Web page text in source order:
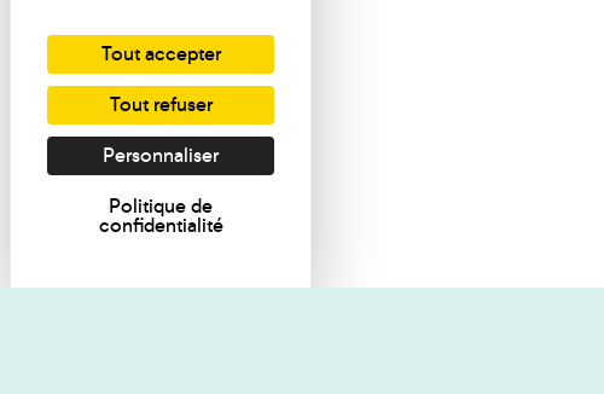
Tout accepter
Tout refuser
Personnaliser
Politique de
confidentialité